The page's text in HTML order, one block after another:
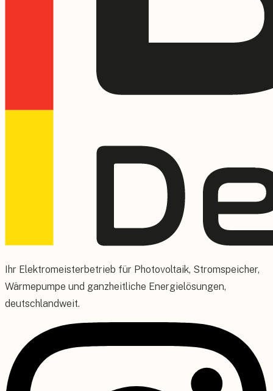
Ihr Elektromeisterbetrieb für Photovoltaik, Stromspeicher,
Wärmepumpe und ganzheitliche Energielösungen,
deutschlandweit.